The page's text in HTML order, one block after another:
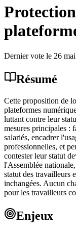
Dernier vote le 26
Résumé
Cette proposition de
plateformes
luttant contre leur
mesures principales :
salariés, encadrer
professionnelles, et
contester leur statut
l'Assemblée
statut des travailleurs
inchangées. Aucun
pour les travailleurs
Enjeux